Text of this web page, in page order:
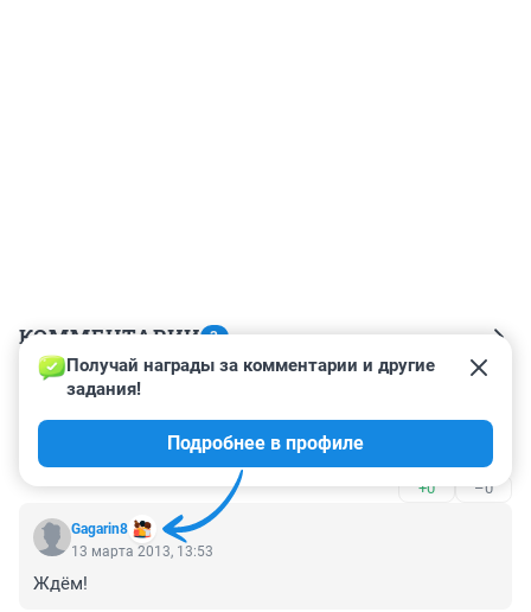
КОММЕНТАРИИ 3
Гость
+0 –0
Gagarin8
Получай награды за комментарии и другие
задания!
Подробнее в профиле
13 марта 2013, 13:53
Ждём!